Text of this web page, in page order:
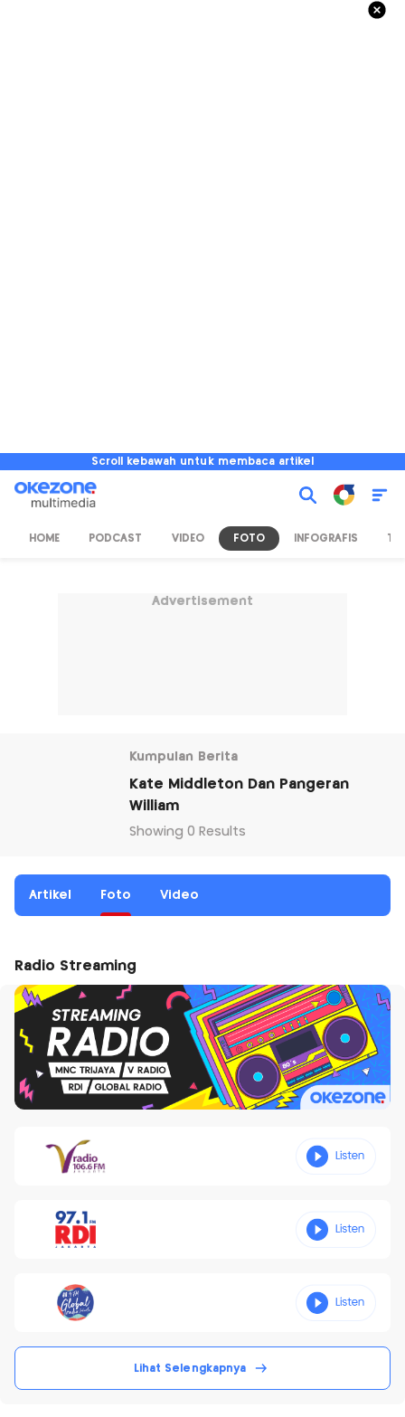
Scroll kebawah untuk membaca artikel
HOME PODCAST VIDEO FOTO INFOGRAFIS TV
Advertisement
Kumpulan Berita
Kate Middleton Dan Pangeran
William
Showing 0 Results
Artikel Foto Video
Radio Streaming
Lihat Selengkapnya